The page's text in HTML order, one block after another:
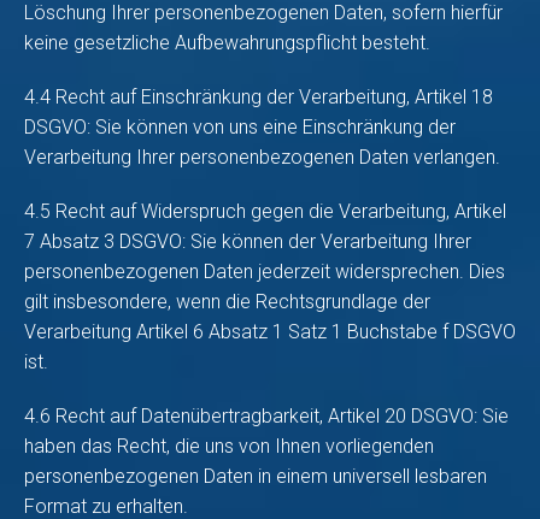
Löschung Ihrer personenbezogenen Daten, sofern hierfür
keine gesetzliche Aufbewahrungspflicht besteht.
4.4 Recht auf Einschränkung der Verarbeitung, Artikel 18
DSGVO: Sie können von uns eine Einschränkung der
Verarbeitung Ihrer personenbezogenen Daten verlangen.
4.5 Recht auf Widerspruch gegen die Verarbeitung, Artikel
7 Absatz 3 DSGVO: Sie können der Verarbeitung Ihrer
personenbezogenen Daten jederzeit widersprechen. Dies
gilt insbesondere, wenn die Rechtsgrundlage der
Verarbeitung Artikel 6 Absatz 1 Satz 1 Buchstabe f DSGVO
ist.
4.6 Recht auf Datenübertragbarkeit, Artikel 20 DSGVO: Sie
haben das Recht, die uns von Ihnen vorliegenden
personenbezogenen Daten in einem universell lesbaren
Format zu erhalten.